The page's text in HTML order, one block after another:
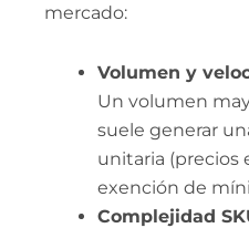
mercado:
Volumen y
Un volumen
suele generar
unitaria (precios
exención de
Complejidad